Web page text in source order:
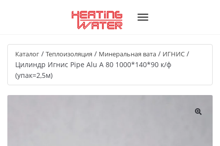
Каталог / Теплоизоляция / Минеральная вата / ИГНИС /
Цилиндр Игнис Pipe Alu A 80 1000*140*90 к/ф
(упак=2,5м)